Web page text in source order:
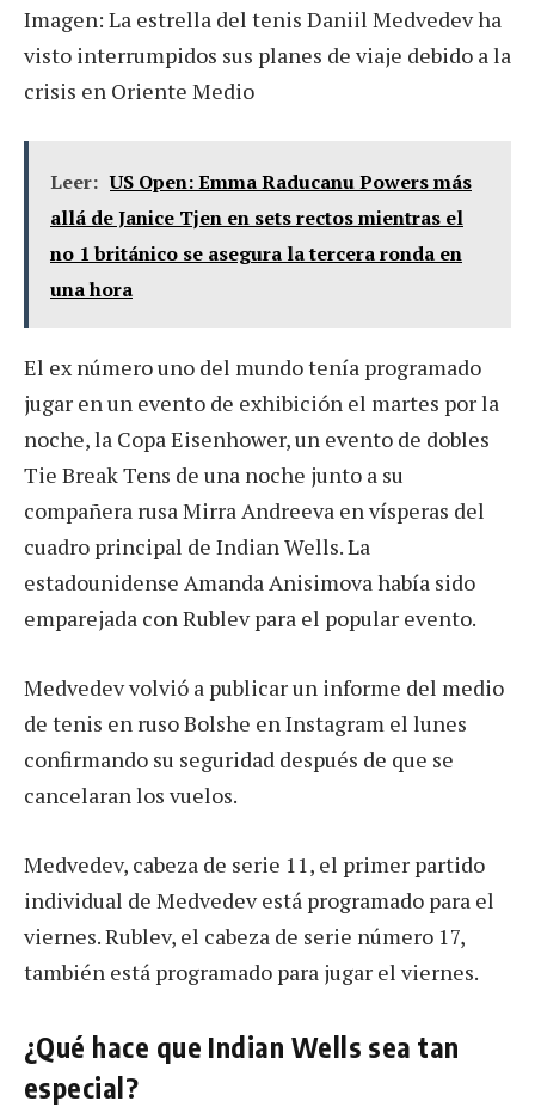
Imagen: La estrella del tenis Daniil Medvedev ha
visto interrumpidos sus planes de viaje debido a la
crisis en Oriente Medio
Leer: US Open: Emma Raducanu Powers más
allá de Janice Tjen en sets rectos mientras el
no 1 británico se asegura la tercera ronda en
una hora
El ex número uno del mundo tenía programado
jugar en un evento de exhibición el martes por la
noche, la Copa Eisenhower, un evento de dobles
Tie Break Tens de una noche junto a su
compañera rusa Mirra Andreeva en vísperas del
cuadro principal de Indian Wells. La
estadounidense Amanda Anisimova había sido
emparejada con Rublev para el popular evento.
Medvedev volvió a publicar un informe del medio
de tenis en ruso Bolshe en Instagram el lunes
confirmando su seguridad después de que se
cancelaran los vuelos.
Medvedev, cabeza de serie 11, el primer partido
individual de Medvedev está programado para el
viernes. Rublev, el cabeza de serie número 17,
también está programado para jugar el viernes.
¿Qué hace que Indian Wells sea tan
especial?